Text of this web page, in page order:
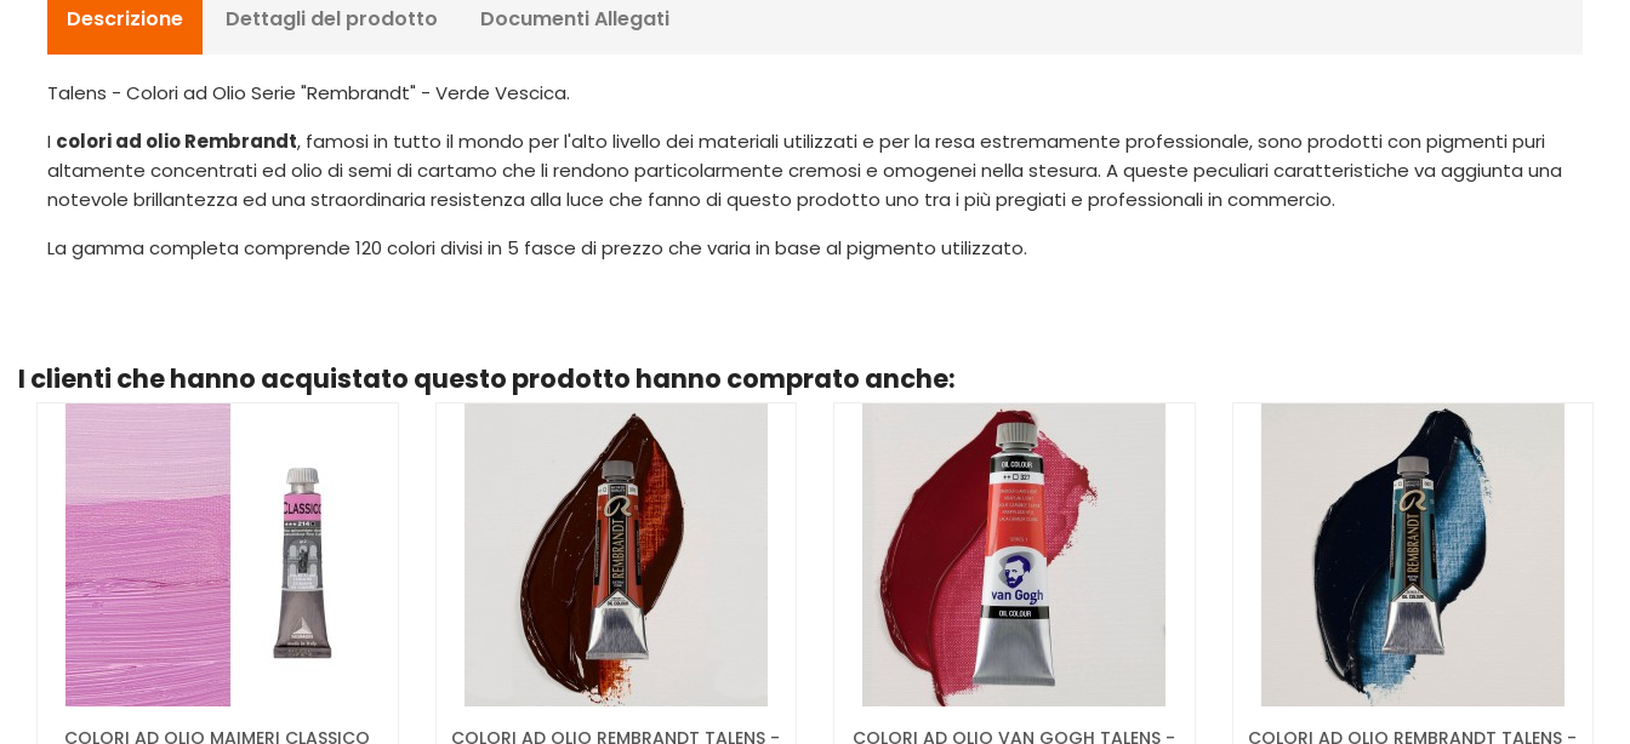
Descrizione Dettagli del prodotto Documenti Allegati
Talens - Colori ad Olio Serie "Rembrandt" - Verde Vescica.
I colori ad olio Rembrandt, famosi in tutto il mondo per l'alto livello dei materiali utilizzati e per la resa estremamente professionale, sono prodotti con pigmenti puri
altamente concentrati ed olio di semi di cartamo che li rendono particolarmente cremosi e omogenei nella stesura. A queste peculiari caratteristiche va aggiunta una
notevole brillantezza ed una straordinaria resistenza alla luce che fanno di questo prodotto uno tra i più pregiati e professionali in commercio.
La gamma completa comprende 120 colori divisi in 5 fasce di prezzo che varia in base al pigmento utilizzato.
I clienti che hanno acquistato questo prodotto hanno comprato anche:
COLORI AD OLIO MAIMERI CLASSICO
COLORI AD OLIO REMBRANDT TALENS -
COLORI AD OLIO VAN GOGH TALENS -
COLORI AD OLIO REMBRANDT TALENS -